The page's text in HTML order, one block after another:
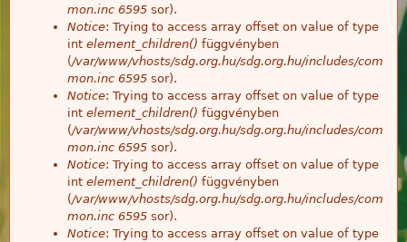
mon.inc 6595 sor).
Notice: Trying to access array offset on value of type
int element_children() függvényben
(/var/www/vhosts/sdg.org.hu/sdg.org.hu/includes/com
mon.inc 6595 sor).
Notice: Trying to access array offset on value of type
int element_children() függvényben
(/var/www/vhosts/sdg.org.hu/sdg.org.hu/includes/com
mon.inc 6595 sor).
Notice: Trying to access array offset on value of type
int element_children() függvényben
(/var/www/vhosts/sdg.org.hu/sdg.org.hu/includes/com
mon.inc 6595 sor).
Notice: Trying to access array offset on value of type